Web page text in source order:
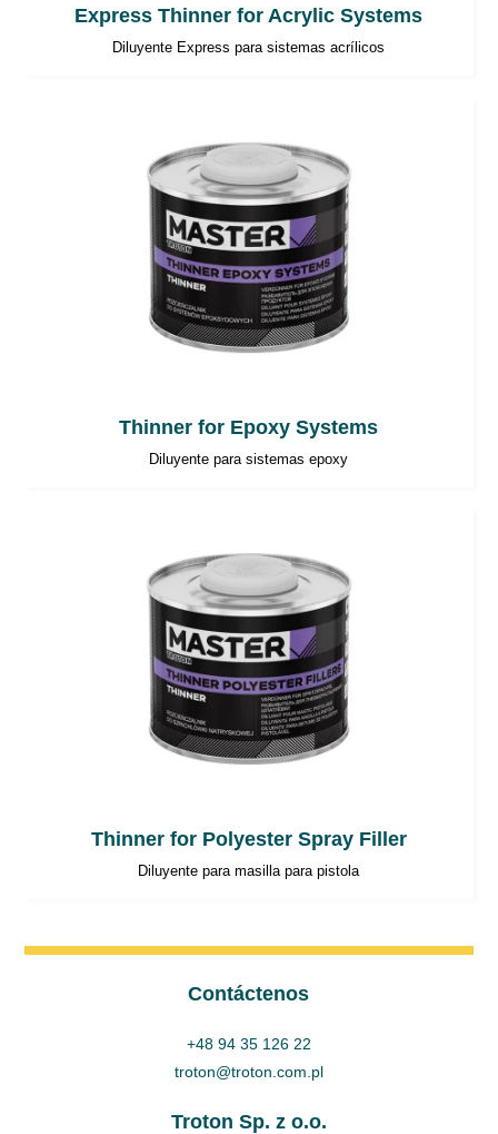
Express Thinner for Acrylic Systems
Diluyente Express para sistemas acrílicos
Thinner for Epoxy Systems
Diluyente para sistemas epoxy
Thinner for Polyester Spray Filler
Diluyente para masilla para pistola
Contáctenos
+48 94 35 126 22
troton@troton.com.pl
Troton Sp. z o.o.